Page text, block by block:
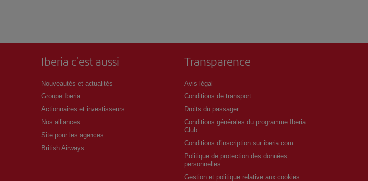
Iberia c'est aussi
Nouveautés et actualités
Groupe Iberia
Actionnaires et investisseurs
Nos alliances
Site pour les agences
British Airways
Transparence
Avis légal
Conditions de transport
Droits du passager
Conditions générales du programme Iberia
Club
Conditions d'inscription sur iberia.com
Politique de protection des données
personnelles
Gestion et politique relative aux cookies